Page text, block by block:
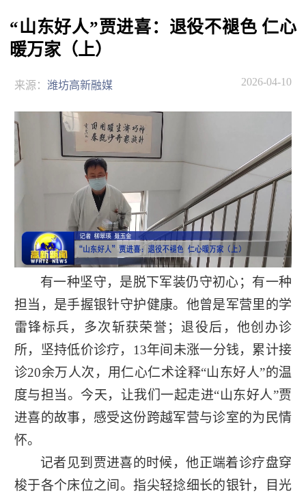
“山东好人”贾进喜：退役不褪色 仁心
暖万家（上）
来源： 潍坊高新融媒 2026-04-10
有一种坚守，是脱下军装仍守初心；有一种
担当，是手握银针守护健康。他曾是军营里的学
雷锋标兵，多次斩获荣誉；退役后，他创办诊
所，坚持低价诊疗，13年间未涨一分钱，累计接
诊20余万人次，用仁心仁术诠释“山东好人”的温
度与担当。今天，让我们一起走进“山东好人”贾
进喜的故事，感受这份跨越军营与诊室的为民情
怀。
记者见到贾进喜的时候，他正端着诊疗盘穿
梭于各个床位之间。指尖轻捻细长的银针，目光